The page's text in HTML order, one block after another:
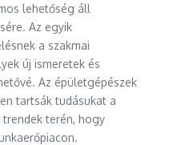
lehetőség áll
Az egyik
a szakmai
új ismeretek és
Az épületgépészek
tartsák tudásukat a
terén, hogy